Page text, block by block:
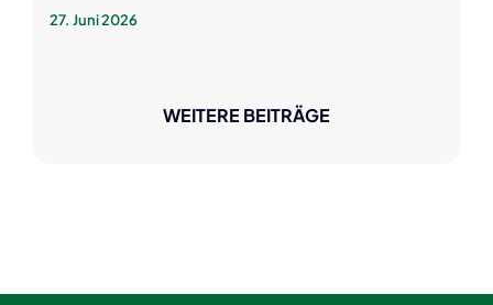
27. Juni 2026
WEITERE BEITRÄGE